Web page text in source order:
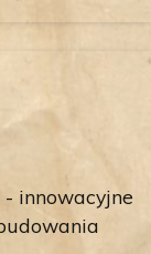
innowacyjne